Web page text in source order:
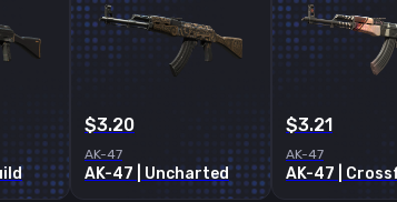
$3.20
AK-47
AK-47 | Uncharted
$3.21
AK-47
AK-47 |